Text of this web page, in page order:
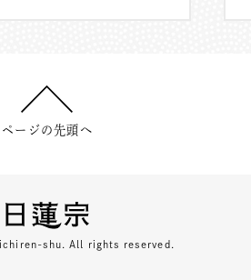
ページの先頭へ
shu. All rights reserved.